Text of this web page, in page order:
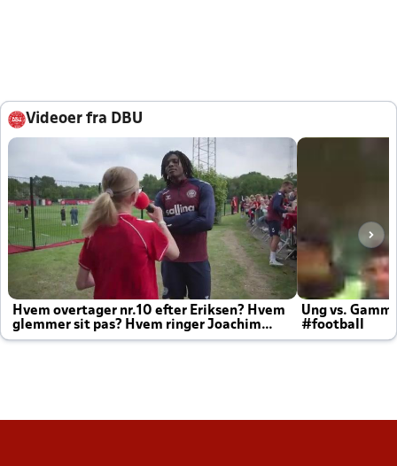
Videoer fra DBU
Hvem overtager nr.10 efter Eriksen? Hvem
glemmer sit pas? Hvem ringer Joachim
altid til efter kampe?
Ung vs.
#football